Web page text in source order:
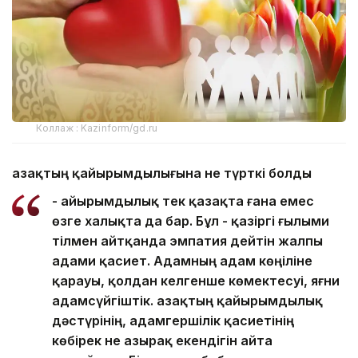
Коллаж : Kazinform/gd.ru
Қазақтың қайырымдылығына не түрткі болды
- Қайырымдылық тек қазақта ғана емес
өзге халықта да бар. Бұл - қазіргі ғылыми
тілмен айтқанда эмпатия дейтін жалпы
адами қасиет. Адамның адам көңіліне
қарауы, қолдан келгенше көмектесуі, яғни
адамсүйгіштік. Қазақтың қайырымдылық
дәстүрінің, адамгершілік қасиетінің
көбірек не азырақ екендігін айта